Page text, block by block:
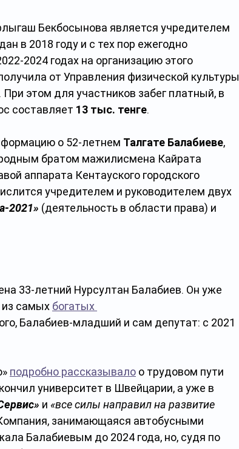
Бекбосынова является учредителем
в 2018 году и с тех пор ежегодно
2024 годах на организацию этого
от Управления физической культуры
. При этом для участников забег платный, в
составляет 13 тыс. тенге.
о 52-летнем Талгате Балабиеве,
братом мажилисмена Кайрата
аппарата Кентауского городского
учредителем и руководителем двух
2021» (деятельность в области права) и
33-летний Нурсултан Балабиев. Он уже
из самых богатых
Балабиев-младший и сам депутат: с 2021
подробно рассказывало о трудовом пути
университет в Швейцарии, а уже в
и «все силы направил на развитие
занимающаяся автобусными
Балабиевым до 2024 года, но, судя по